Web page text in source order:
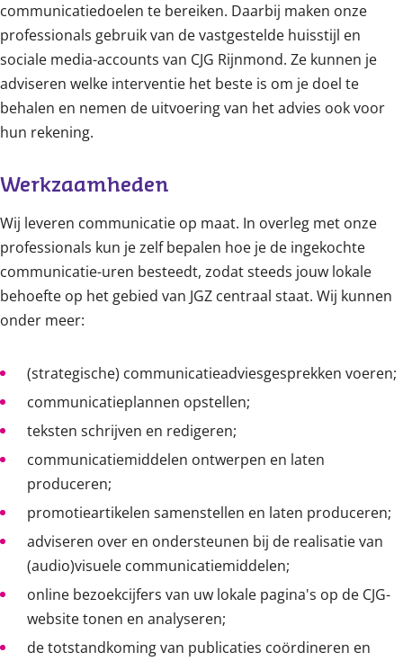
communicatiedoelen te bereiken. Daarbij maken onze
professionals gebruik van de vastgestelde huisstijl en
sociale media-accounts van CJG Rijnmond. Ze kunnen je
adviseren welke interventie het beste is om je doel te
behalen en nemen de uitvoering van het advies ook voor
hun rekening.
Werkzaamheden
Wij leveren communicatie op maat. In overleg met onze
professionals kun je zelf bepalen hoe je de ingekochte
communicatie-uren besteedt, zodat steeds jouw lokale
behoefte op het gebied van JGZ centraal staat. Wij kunnen
onder meer:
(strategische) communicatieadviesgesprekken voeren;
communicatieplannen opstellen;
teksten schrijven en redigeren;
communicatiemiddelen ontwerpen en laten
produceren;
promotieartikelen samenstellen en laten produceren;
adviseren over en ondersteunen bij de realisatie van
(audio)visuele communicatiemiddelen;
online bezoekcijfers van uw lokale pagina's op de CJG-
website tonen en analyseren;
de totstandkoming van publicaties coördineren en